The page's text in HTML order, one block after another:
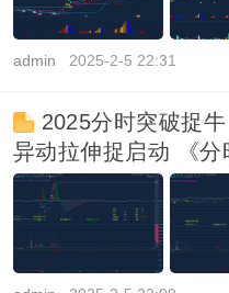
admin 2025-2-5 22:31
2025分时突破捉
异动拉伸捉启动 《分